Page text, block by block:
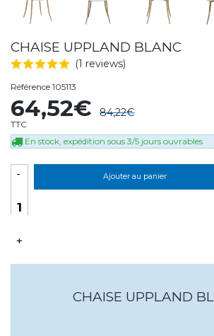
CHAISE UPPLAND BLANC
(1 reviews)
Référence 105113
64,52€ 84,22€
TTC
En stock, expédition sous 3/5 jours ouvrables
-
+
Ajouter au panier
CHAISE UPPLAND